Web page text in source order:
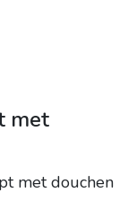
met
met douchen